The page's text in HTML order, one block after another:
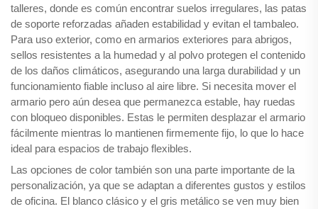
talleres, donde es común encontrar suelos irregulares, las patas
de soporte reforzadas añaden estabilidad y evitan el tambaleo.
Para uso exterior, como en armarios exteriores para abrigos,
sellos resistentes a la humedad y al polvo protegen el contenido
de los daños climáticos, asegurando una larga durabilidad y un
funcionamiento fiable incluso al aire libre. Si necesita mover el
armario pero aún desea que permanezca estable, hay ruedas
con bloqueo disponibles. Estas le permiten desplazar el armario
fácilmente mientras lo mantienen firmemente fijo, lo que lo hace
ideal para espacios de trabajo flexibles.
Las opciones de color también son una parte importante de la
personalización, ya que se adaptan a diferentes gustos y estilos
de oficina. El blanco clásico y el gris metálico se ven muy bien